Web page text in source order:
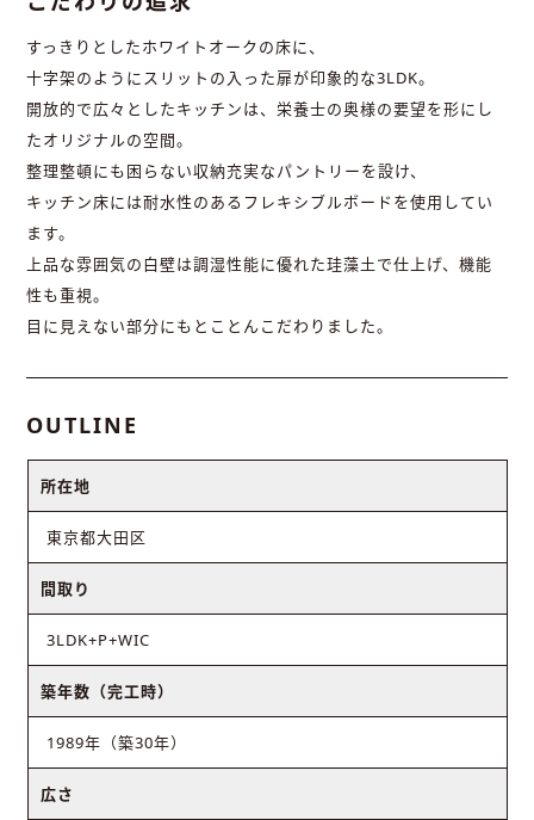
すっきりとしたホワイトオークの床に、
十字架のようにスリットの入った扉が印象的な3LDK。
開放的で広々としたキッチンは、栄養士の奥様の要望を形にし
たオリジナルの空間。
整理整頓にも困らない収納充実なパントリーを設け、
キッチン床には耐水性のあるフレキシブルボードを使用してい
ます。
上品な雰囲気の白壁は調湿性能に優れた珪藻土で仕上げ、機能
性も重視。
目に見えない部分にもとことんこだわりました。
OUTLINE
所在地
東京都大田区
間取り
3LDK+P+WIC
築年数（完工時）
1989年（築30年）
広さ